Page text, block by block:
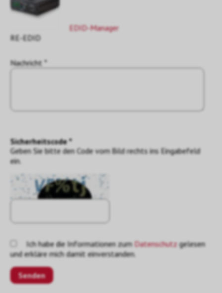
EDID-Manager
RE-EDID
Nachricht *
Sicherheitscode *
Geben Sie bitte den Code vom Bild rechts ins Eingabefeld
ein.
Ich habe die Informationen zum Datenschutzgelesen
und erkläre mich damit einverstanden.